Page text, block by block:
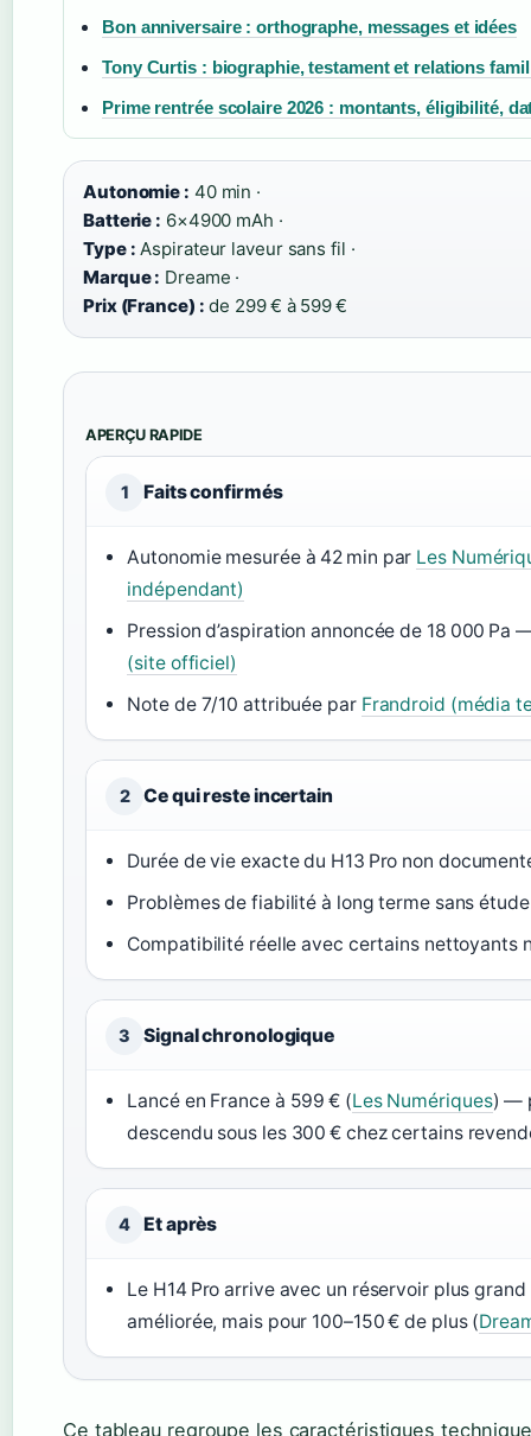
Bon anniversaire : orthographe, messages et idées
Tony Curtis : biographie, testament et relations
Prime rentrée scolaire 2026 : montants, éligibilité,
Autonomie : 40 min ·
Batterie : 6×4900 mAh ·
Type : Aspirateur laveur sans fil ·
Marque : Dreame ·
Prix (France) : de 299 € à 599 €
APERÇU RAPIDE
1 Faits confirmés
Autonomie mesurée à 42 min par Les
indépendant)
Pression d’aspiration annoncée de 18 000 Pa
(site officiel)
Note de 7/10 attribuée par Frandroid (média
2 Ce qui reste incertain
Durée de vie exacte du H13 Pro non
Problèmes de fiabilité à long terme sans
Compatibilité réelle avec certains nettoyants
3 Signal chronologique
Lancé en France à 599 € (Les Numériques) —
descendu sous les 300 € chez certains
4 Et après
Le H14 Pro arrive avec un réservoir plus
améliorée, mais pour 100–150 € de plus (
Ce tableau regroupe les caractéristiques